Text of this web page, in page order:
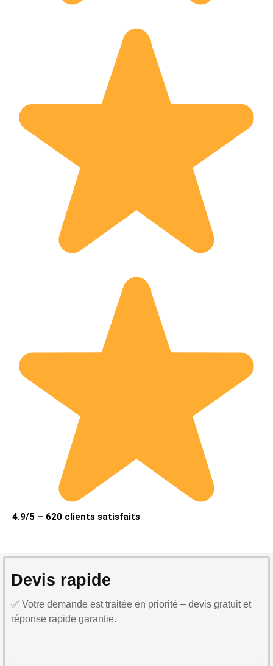
4.9/5 – 620 clients satisfaits
Devis rapide
✅ Votre demande est traitée en priorité – devis gratuit et
réponse rapide garantie.